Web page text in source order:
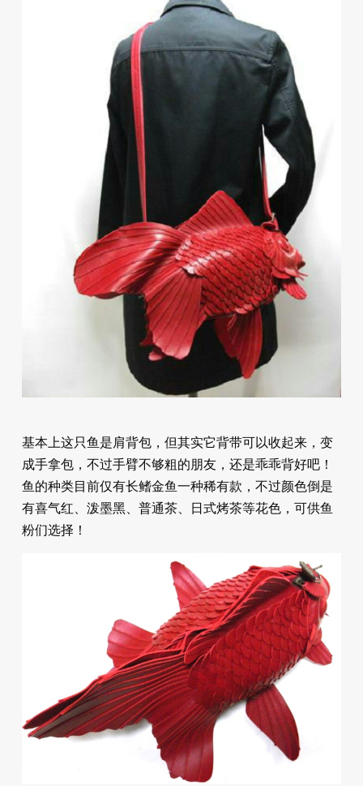
基本上这只鱼是肩背包，但其实它背带可以收起来，变
成手拿包，不过手臂不够粗的朋友，还是乖乖背好吧！
鱼的种类目前仅有长鳍金鱼一种稀有款，不过颜色倒是
有喜气红、泼墨黑、普通茶、日式烤茶等花色，可供鱼
粉们选择！